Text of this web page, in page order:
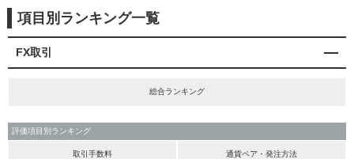
項目別ランキング一覧
FX取引
総合ランキング
評価項目別ランキング
取引手数料 通貨ペア・発注方法